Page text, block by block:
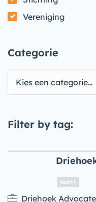
Vereniging
Categorie
Kies een categorie…
Filter by tag:
Driehoek